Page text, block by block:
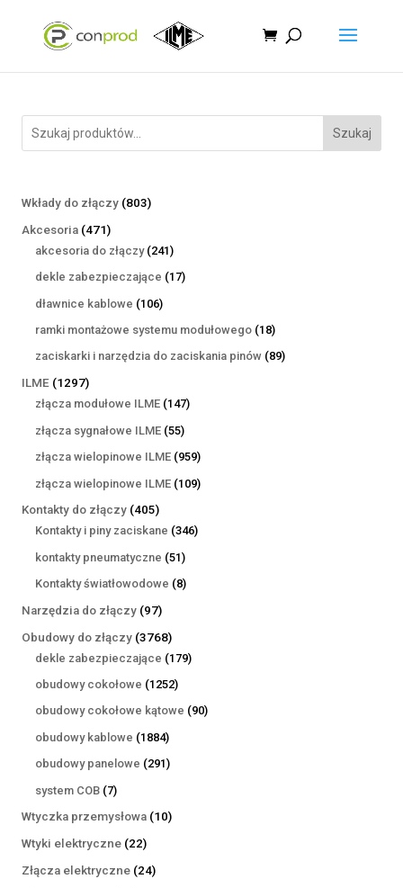
Szukaj
Wkłady do złączy 803803
Akcesoria 471471
produktów
akcesoria do złączy 241241
produktów
dekle zabezpieczające 1717
dławnice kablowe 106106
produktów
ramki montażowe systemu modułowego 1818
produktów
zaciskarki i narzędzia do zaciskania pinów 8989
ILME 12971297
produktów
złącza modułowe ILME 147147
złącza sygnałowe ILME 5555
produktów
złącza wielopinowe ILME 959959
produktów
złącza wielopinowe ILME 109109
Kontakty do złączy 405405
produktów
Kontakty i piny zaciskane 346346
kontakty pneumatyczne 5151
produktów
Kontakty światłowodowe 88
Narzędzia do złączy 9797
produktów
Obudowy do złączy 37683768
produktów
dekle zabezpieczające 179179
obudowy cokołowe 12521252
produkty
obudowy cokołowe kątowe 9090
obudowy kablowe 18841884
produkty
obudowy panelowe 291291
system COB 77
produktów
Wtyczka przemysłowa 1010
Wtyki elektryczne 2222
produkty
Złącza elektryczne 2424